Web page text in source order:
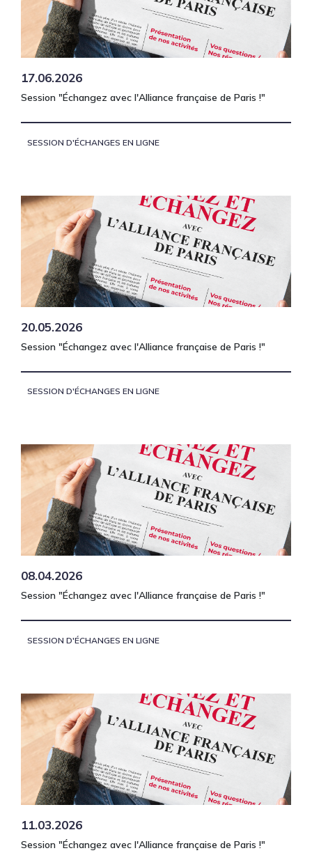
17.06.2026
Session "Échangez avec l'Alliance française de Paris !"
SESSION D'ÉCHANGES EN LIGNE
20.05.2026
Session "Échangez avec l'Alliance française de Paris !"
SESSION D'ÉCHANGES EN LIGNE
08.04.2026
Session "Échangez avec l'Alliance française de Paris !"
SESSION D'ÉCHANGES EN LIGNE
11.03.2026
Session "Échangez avec l'Alliance française de Paris !"